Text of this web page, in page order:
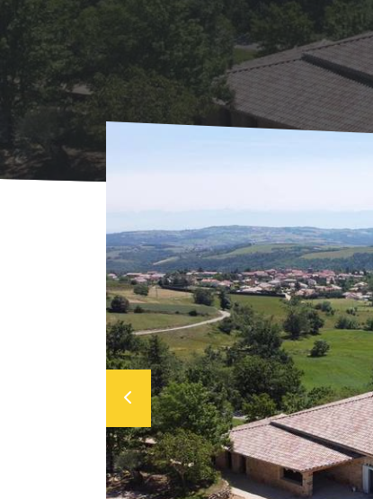
Accueil Où Dormir Hébergements